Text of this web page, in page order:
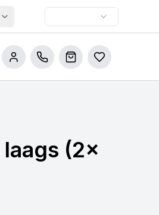
Bel onsWinkelwagen
Bestellijsten
(2x